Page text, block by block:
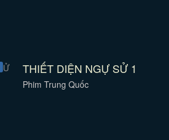
THIẾT DIỆN NGỰ SỬ 1
Phim Trung Quốc